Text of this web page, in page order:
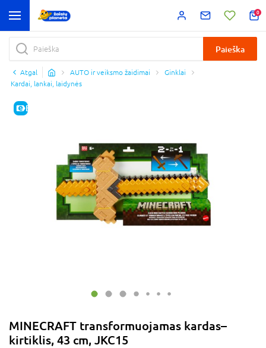
0
Paieška
Atgal AUTO ir veiksmo žaidimai
Ginklai
Kardai, lankai, laidynės
E-KAINA
MINECRAFT transformuojamas kardas–
kirtiklis, 43 cm, JKC15